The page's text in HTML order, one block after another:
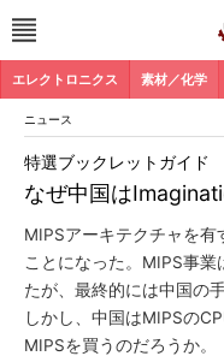
エレクトロニクス 素材／化学
ニュース
なぜ中国は
特選ブックレットガイド
MIPSアーキテクチャを
ことになった。MIPS事
たが、最終的には中国の
しかし、中国はMIPSの
MIPSを買うのだろうか。